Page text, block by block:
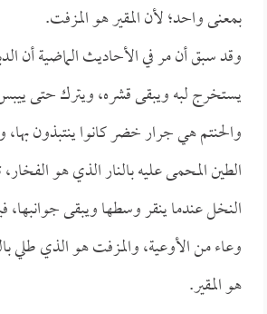
بمعنى واحد؛ لأن المقير هو المزفت.
وقد سبق أن مر في الأحاديث الماضية أن
يستخرج لبه ويبقى قشره، ويترك حتى
والحنتم هي جرار خضر كانوا ينتبذون
الطين المحمى عليه بالنار الذي هو
النخل عندما ينقر وسطها ويبقى جوانبها،
وعاء من الأوعية، والمزفت هو الذي طلي
هو المقير.